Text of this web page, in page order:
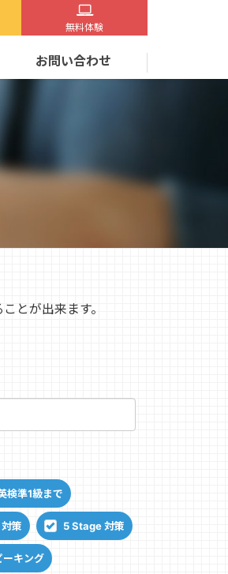
無料体験
お問い合わせ
とが出来ます。
検準1級まで
策 5 Stage 対策
キング